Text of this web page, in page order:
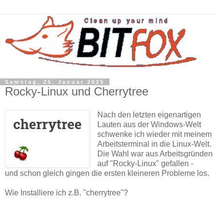
Samstag, 25. Januar 2025
Rocky-Linux und Cherrytree
Nach den letzten eigenartigen
Lauten aus der Windows-Welt
schwenke ich wieder mit meinem
Arbeitsterminal in die Linux-Welt.
Die Wahl war aus Arbeitsgründen
auf "Rocky-Linux" gefallen -
und schon gleich gingen die ersten kleineren Probleme los.
Wie Installiere ich z.B. "cherrytree"?